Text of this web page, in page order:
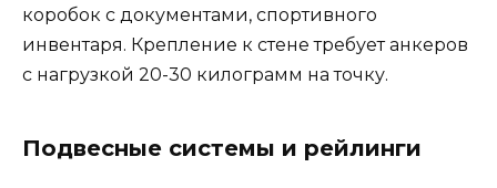
коробок с документами, спортивного
инвентаря. Крепление к стене требует анкеров
с нагрузкой 20-30 килограмм на точку.
Подвесные системы и рейлинги